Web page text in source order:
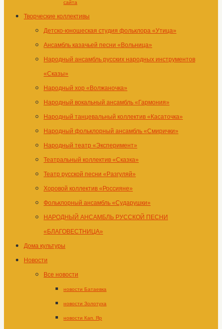
сайта
Творческие коллективы
Детско-юношеская студия фольклора «Утица»
Ансамбль казачьей песни «Вольница»
Народный ансамбль русских народных инструментов
«Сказы»
Народный хор «Волжаночка»
Народный вокальный ансамбль «Гармония»
Народный танцевальный коллектив «Касаточка»
Народный фольклорный ансамбль «Смирички»
Народный театр «Эксперимент»
Театральный коллектив «Сказка»
Театр русской песни «Разгуляй»
Хоровой коллектив «Россияне»
Фольклорный ансамбль «Сударушки»
НАРОДНЫЙ АНСАМБЛЬ РУССКОЙ ПЕСНИ
«БЛАГОВЕСТНИЦА»
Дома культуры
Новости
Все новости
новости Батаевка
новости Золотуха
новости Кап. Яр